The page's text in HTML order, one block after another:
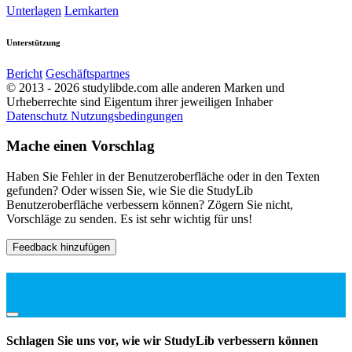
Unterlagen Lernkarten
Unterstützung
Bericht Geschäftspartnes
© 2013 - 2026 studylibde.com alle anderen Marken und
Urheberrechte sind Eigentum ihrer jeweiligen Inhaber
Datenschutz Nutzungsbedingungen
Mache einen Vorschlag
Haben Sie Fehler in der Benutzeroberfläche oder in den Texten
gefunden? Oder wissen Sie, wie Sie die StudyLib
Benutzeroberfläche verbessern können? Zögern Sie nicht,
Vorschläge zu senden. Es ist sehr wichtig für uns!
Feedback hinzufügen
Schlagen Sie uns vor, wie wir StudyLib verbessern können